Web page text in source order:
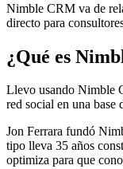
Nimble CRM va de
directo para
¿Qué es
Llevo usando Nimble
red social en una base
Jon Ferrara fundó
tipo lleva 35 años
optimiza para que